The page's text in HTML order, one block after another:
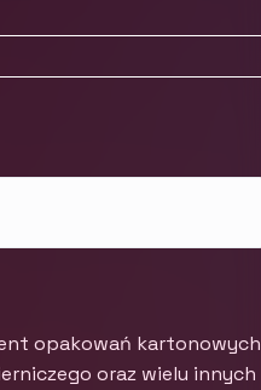
opakowań kartonowych
oraz wielu innych